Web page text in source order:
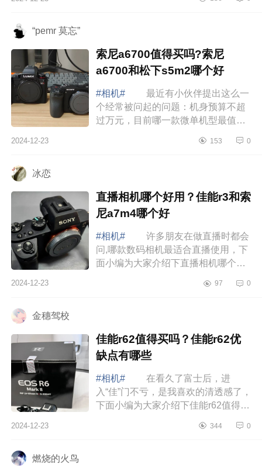
为大家介绍下索尼a7r5值得买么？索
“pemr 莫忘”
索尼a6700值得买吗?索尼
a6700和松下s5m2哪个好
#相机#
最近有小伙伴提出这么一
个经常被问起的问题：机身预算不超
过万元，目前哪一款微单机型最值得
a6700值得买吗?索尼a6700和松下
2024-12-23 153 0
冰恋
直播相机哪个好用？佳能r3和索
尼a7m4哪个好
#相机#
许多朋友在做直播时都会
问,哪款数码相机最适合直播使用，下
面小编为大家介绍下直播相机哪个好
播相机哪个好用 佳能r3和索尼
2024-12-23 97 0
金穗驾校
佳能r62值得买吗？佳能r62优
缺点有哪些
#相机#
在看久了富士后，进
入“佳”门不亏，是我喜欢的清透感了，
下面小编为大家介绍下佳能r62值得买
r62值得买吗 佳能r62优缺点有哪
2024-12-23 344 0
燃烧的火鸟